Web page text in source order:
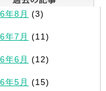
年8月 (3)
年7月 (11)
年6月 (12)
年5月 (15)